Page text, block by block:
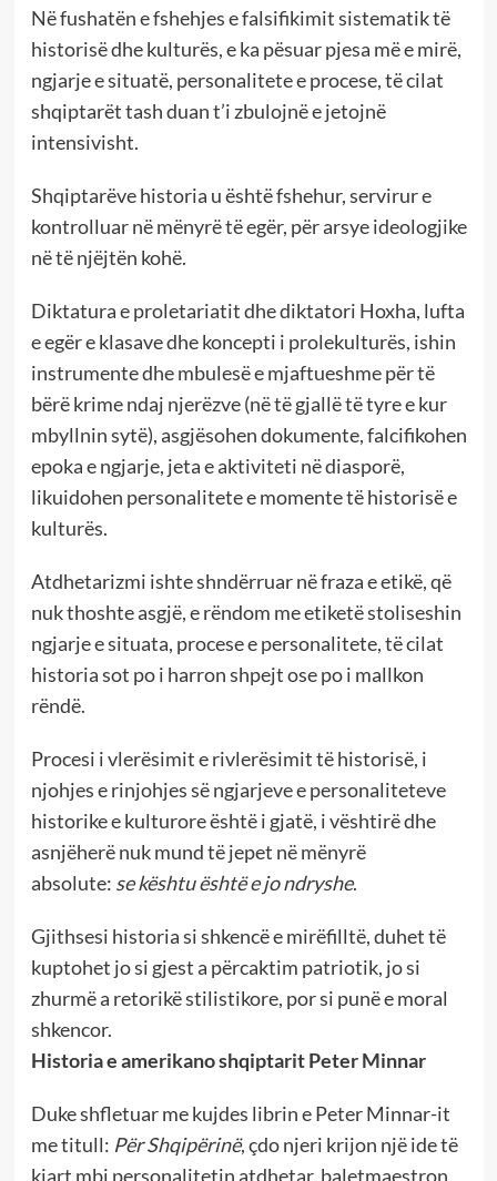
Në fushatën e fshehjes e falsifikimit sistematik të
historisë dhe kulturës, e ka pësuar pjesa më e mirë,
ngjarje e situatë, personalitete e procese, të cilat
shqiptarët tash duan t’i zbulojnë e jetojnë
intensivisht.
Shqiptarëve historia u është fshehur, servirur e
kontrolluar në mënyrë të egër, për arsye ideologjike
në të njëjtën kohë.
Diktatura e proletariatit dhe diktatori Hoxha, lufta
e egër e klasave dhe koncepti i prolekulturës, ishin
instrumente dhe mbulesë e mjaftueshme për të
bërë krime ndaj njerëzve (në të gjallë të tyre e kur
mbyllnin sytë), asgjësohen dokumente, falcifikohen
epoka e ngjarje, jeta e aktiviteti në diasporë,
likuidohen personalitete e momente të historisë e
kulturës.
Atdhetarizmi ishte shndërruar në fraza e etikë, që
nuk thoshte asgjë, e rëndom me etiketë stoliseshin
ngjarje e situata, procese e personalitete, të cilat
historia sot po i harron shpejt ose po i mallkon
rëndë.
Procesi i vlerësimit e rivlerësimit të historisë, i
njohjes e rinjohjes së ngjarjeve e personaliteteve
historike e kulturore është i gjatë, i vështirë dhe
asnjëherë nuk mund të jepet në mënyrë
absolute: se kështu është e jo ndryshe.
Gjithsesi historia si shkencë e mirëfilltë, duhet të
kuptohet jo si gjest a përcaktim patriotik, jo si
zhurmë a retorikë stilistikore, por si punë e moral
shkencor.
Historia e amerikano shqiptarit Peter Minnar
Duke shfletuar me kujdes librin e Peter Minnar-it
me titull: Për Shqipërinë, çdo njeri krijon një ide të
kjart mbi personalitetin atdhetar, baletmaestron,